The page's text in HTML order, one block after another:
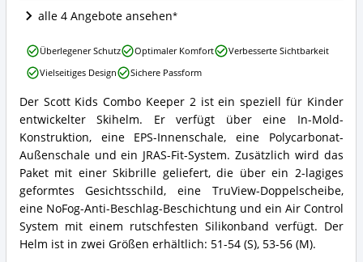
dieser
Kinder
erhältlich?
alle 4 Angebote ansehen
Scott
Kinder
Combo
Keeper
2
Zusammenfassung:
Was
bietet
dieser
Kinder
Skihelm?
Der Scott Kids Combo Keeper 2 ist ein speziell für Kinder
entwickelter Skihelm. Er verfügt über eine In-Mold-
Konstruktion, eine EPS-Innenschale, eine Polycarbonat-
Außenschale und ein JRAS-Fit-System. Zusätzlich wird das
Paket mit einer Skibrille geliefert, die über ein 2-lagiges
geformtes Gesichtsschild, eine TruView-Doppelscheibe,
eine NoFog-Anti-Beschlag-Beschichtung und ein Air Control
System mit einem rutschfesten Silikonband verfügt. Der
Helm ist in zwei Größen erhältlich: 51-54 (S), 53-56 (M).
Scott
Kinder
Combo
2
Vorteile:
Was
spricht
für
diesen
Kinder
Skihelm?
Überlegener Schutz Optimaler Komfort
Verbesserte Sichtbarkeit
Vielseitiges Design
Sichere Passform